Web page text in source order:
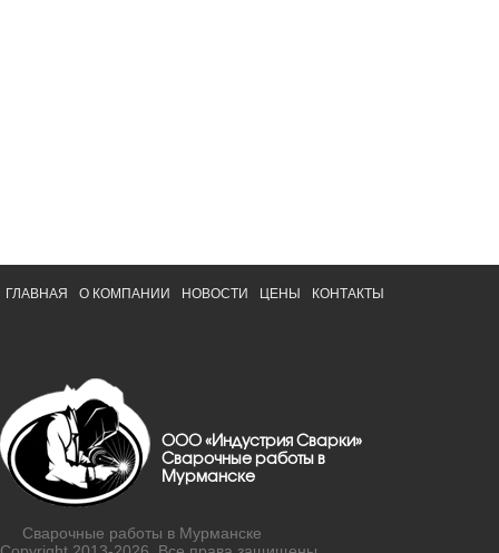
ГЛАВНАЯ О КОМПАНИИ НОВОСТИ ЦЕНЫ КОНТАКТЫ
ООО «Индустрия Сварки»
Сварочные работы в
Мурманске
Сварочные работы в Мурманске